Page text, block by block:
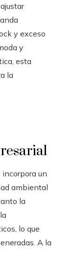
y exceso
y
esta
la
un
ambiental
la
lo que
A la